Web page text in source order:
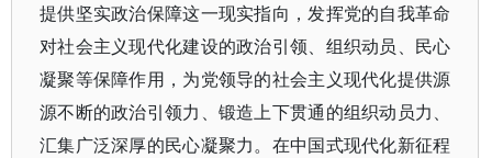
提供坚实政治保障这一现实指向，发挥党的自我革命
对社会主义现代化建设的政治引领、组织动员、民心
凝聚等保障作用，为党领导的社会主义现代化提供源
源不断的政治引领力、锻造上下贯通的组织动员力、
汇集广泛深厚的民心凝聚力。在中国式现代化新征程